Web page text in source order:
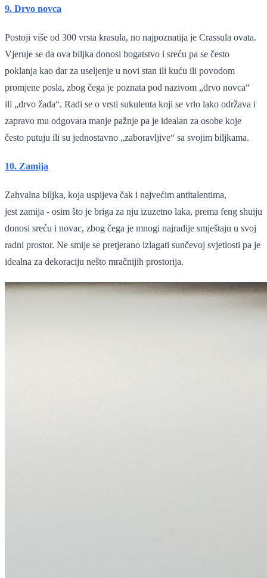
9. Drvo novca
Postoji više od 300 vrsta krasula, no najpoznatija je Crassula ovata.
Vjeruje se da ova biljka donosi bogatstvo i sreću pa se često
poklanja kao dar za useljenje u novi stan ili kuću ili povodom
promjene posla, zbog čega je poznata pod nazivom „drvo novca“
ili „drvo žada“. Radi se o vrsti sukulenta koji se vrlo lako održava i
zapravo mu odgovara manje pažnje pa je idealan za osobe koje
često putuju ili su jednostavno „zaboravljive“ sa svojim biljkama.
10. Zamija
Zahvalna biljka, koja uspijeva čak i najvećim antitalentima,
jest zamija - osim što je briga za nju izuzetno laka, prema feng shuiju
donosi sreću i novac, zbog čega je mnogi najradije smještaju u svoj
radni prostor. Ne smije se pretjerano izlagati sunčevoj svjetlosti pa je
idealna za dekoraciju nešto mračnijih prostorija.